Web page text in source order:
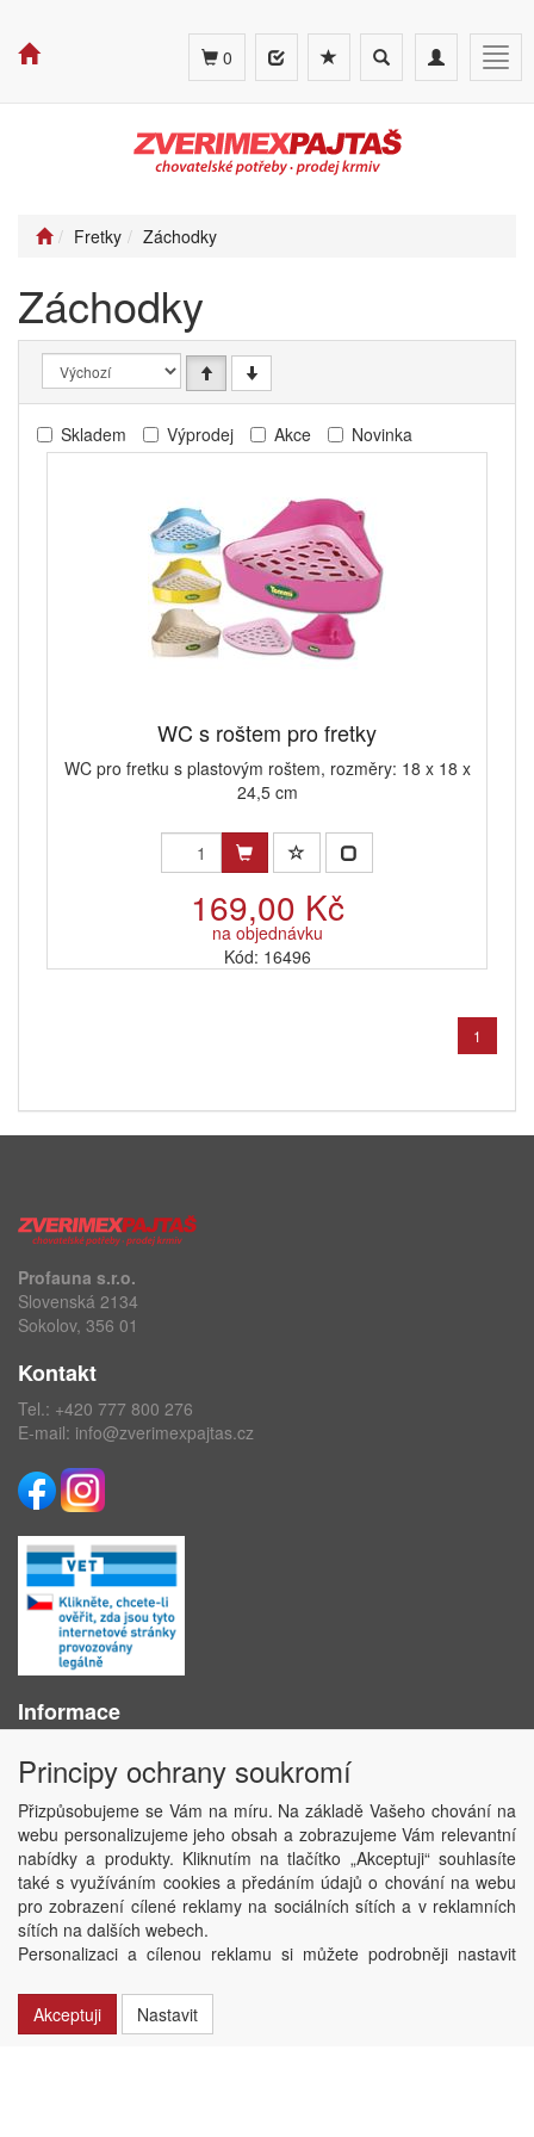
Toggle
navigation
Toggle
search
0
Fretky Záchodky
Záchodky
Skladem Výprodej Akce Novinka
WC s roštem pro fretky
WC pro fretku s plastovým roštem, rozměry: 18 x 18 x
24,5 cm
169,00 Kč
na objednávku
Kód: 16496
1
Profauna s.r.o.
Slovenská 2134
Sokolov, 356 01
Kontakt
Tel.: +420 777 800 276
E-mail: info@zverimexpajtas.cz
Informace
Obchodní podmínky
Ochrana osobních údajů
Kontakt
Losování účtenek
Aktuality
Nastavení soukromí
Copyright © ABRA Software a.s. 2020
Principy ochrany soukromí
Přizpůsobujeme se Vám na míru. Na základě Vašeho chování na
webu personalizujeme jeho obsah a zobrazujeme Vám relevantní
nabídky a produkty. Kliknutím na tlačítko „Akceptuji“ souhlasíte
také s využíváním cookies a předáním údajů o chování na webu
pro zobrazení cílené reklamy na sociálních sítích a v reklamních
sítích na dalších webech.
Personalizaci a cílenou reklamu si můžete podrobněji nastavit
Akceptuji
Nastavit